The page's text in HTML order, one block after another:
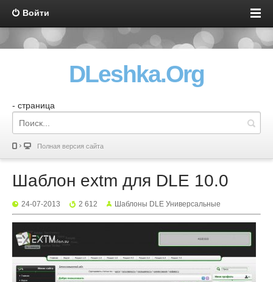
Войти
DLeshka.Org
- страница
Полная версия сайта
Шаблон extm для DLE 10.0
24-07-2013 2 612 Шаблоны DLE Универсальные